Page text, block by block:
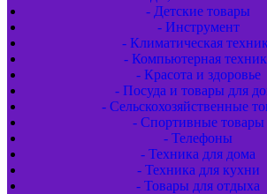
- Детские товары
- Инструмент
- Климатическая
- Компьютерная
- Красота и здоровье
- Посуда и товары для
- Сельскохозяйственные
- Спортивные товары
- Телефоны
- Техника для дома
- Техника для кухни
- Товары для отдыха